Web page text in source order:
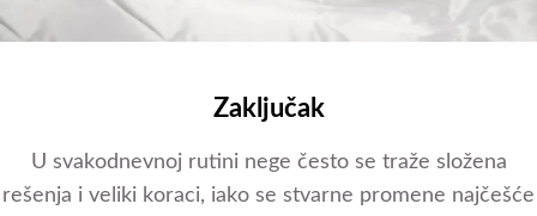
Zaključak
U svakodnevnoj rutini nege često se traže složena
rešenja i veliki koraci, iako se stvarne promene najčešće